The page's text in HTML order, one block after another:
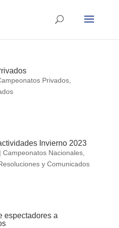
Privados,
Invierno 2023
| Campeonatos Nacionales,
y Comunicados
espectadores a